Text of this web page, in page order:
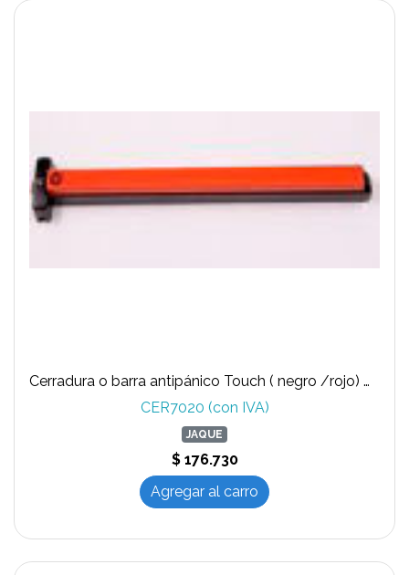
Cerradura o barra antipánico Touch ( negro /rojo) marca JAQUE T-300 B/N
CER7020 (con IVA)
JAQUE
$ 176.730
Agregar al carro